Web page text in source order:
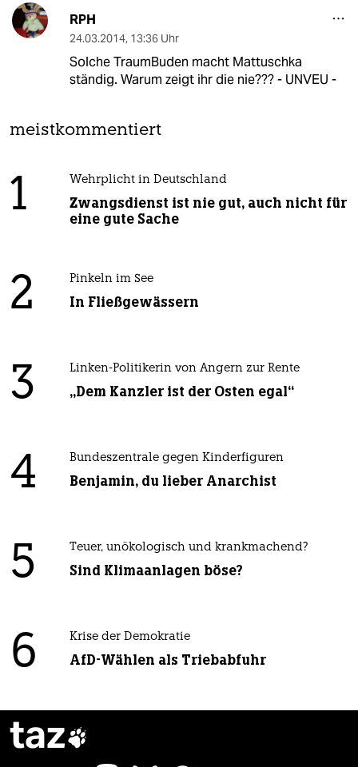
RPH
24.03.2014, 13:36 Uhr
Solche TraumBuden macht Mattuschka
ständig. Warum zeigt ihr die nie??? - UNVEU -
meistkommentiert
1 Wehrplicht in Deutschland
Zwangsdienst ist nie gut, auch nicht für
eine gute Sache
2 Pinkeln im See
In Fließgewässern
3 Linken-Politikerin von Angern zur Rente
„Dem Kanzler ist der Osten egal“
4 Bundeszentrale gegen Kinderfiguren
Benjamin, du lieber Anarchist
5 Teuer, unökologisch und krankmachend?
Sind Klimaanlagen böse?
6 Krise der Demokratie
AfD-Wählen als Triebabfuhr
taz